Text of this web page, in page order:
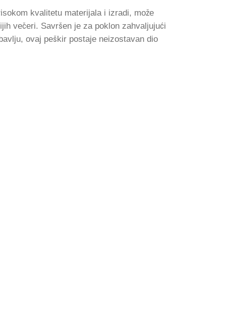
kvalitetu materijala i izradi, može
večeri. Savršen je za poklon zahvaljujući
ovaj peškir postaje neizostavan dio